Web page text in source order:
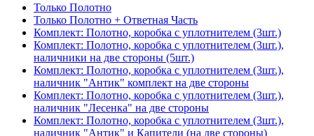
Только Полотно
Только Полотно + Ответная Часть
Комплект: Полотно, коробка с уплотнителем (3шт.)
Комплект: Полотно, коробка с уплотнителем (3шт.),
наличники на две стороны (5шт.)
Комплект: Полотно, коробка с уплотнителем (3шт.),
наличник "Антик" комплект на две стороны
Комплект: Полотно, коробка с уплотнителем (3шт.),
наличник "Лесенка" на две стороны
Комплект: Полотно, коробка с уплотнителем (3шт.),
наличник "Антик" и Капители (на две стороны)